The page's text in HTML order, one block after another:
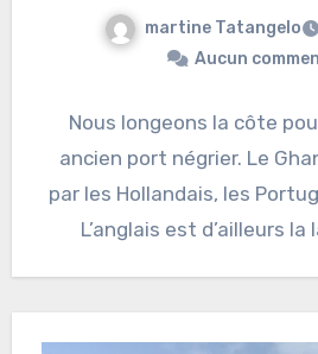
martine Tatangelo
Aucun
Nous longeons la côte
ancien port négrier. Le
par les Hollandais, les
L’anglais est d’ailleurs